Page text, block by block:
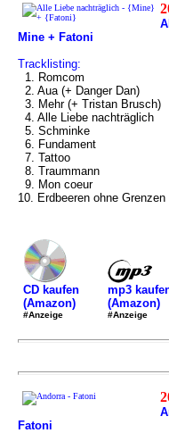
Mine + Fatoni
Tracklisting:
1. Romcom
2. Aua (+ Danger Dan)
3. Mehr (+ Tristan Brusch)
4. Alle Liebe nachträglich
5. Schminke
6. Fundament
7. Tattoo
8. Traummann
9. Mon coeur
10. Erdbeeren ohne Grenzen
CD kaufen
(Amazon)
#Anzeige
mp3
(Amazon)
#Anzeige
Fatoni